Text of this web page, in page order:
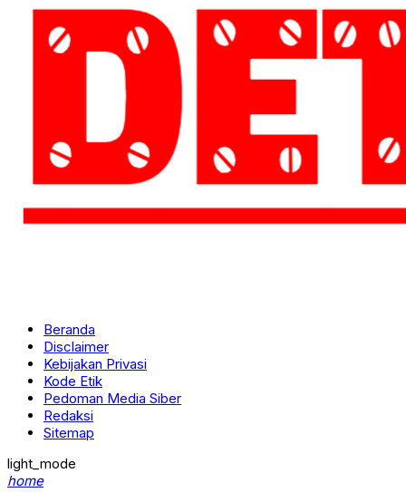
Beranda
Disclaimer
Kebijakan Privasi
Kode Etik
Pedoman Media Siber
Redaksi
Sitemap
light_mode
home